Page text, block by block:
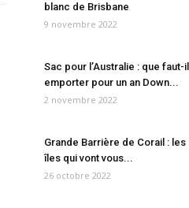
blanc de Brisbane
9 novembre 2022
Sac pour l’Australie : que faut-il
emporter pour un an Down...
2 novembre 2022
Grande Barrière de Corail : les
îles qui vont vous...
26 octobre 2022